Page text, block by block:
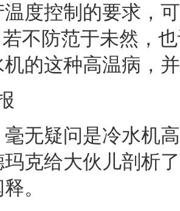
度控制的要求，
若不防范于未然，
的这种高温病，
无疑问是冷水机
克给大伙儿剖析
。